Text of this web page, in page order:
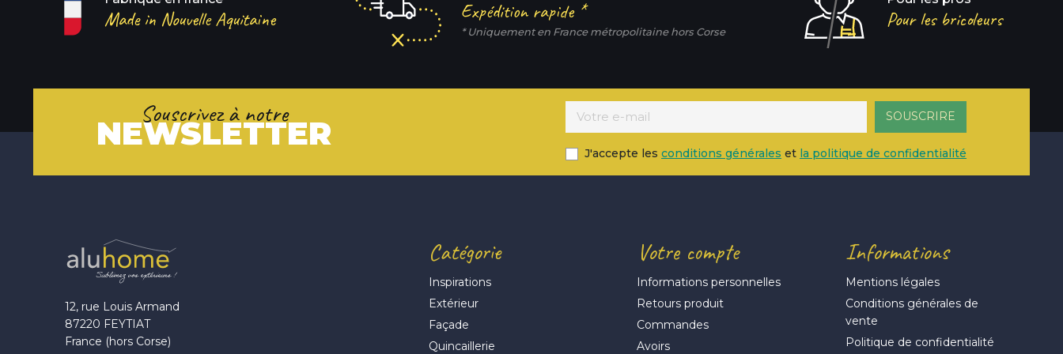
Made in Nouvelle Aquitaine Expédition rapide *
* Uniquement en France métropolitaine hors Corse
Pour les bricoleurs
Souscrivez à notre
NEWSLETTER
J'accepte les conditions générales et la politique de confidentialité
12, rue Louis Armand
87220 FEYTIAT
France (hors Corse)
Votre compte
Informations personnelles
Retours produit
Commandes
Avoirs
Catégorie
Inspirations
Extérieur
Façade
Quincaillerie
Informations
Mentions légales
Conditions générales de
vente
Politique de confidentialité